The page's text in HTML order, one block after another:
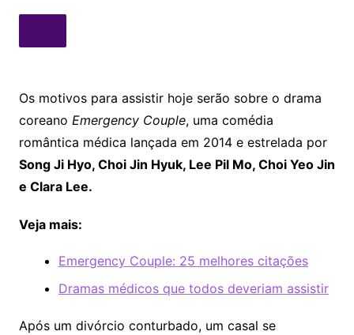
Os motivos para assistir hoje serão sobre o drama
coreano Emergency Couple, uma comédia
romântica médica lançada em 2014 e estrelada por
Song Ji Hyo, Choi Jin Hyuk, Lee Pil Mo, Choi Yeo Jin
e Clara Lee.
Veja mais:
Emergency Couple: 25 melhores citações
Dramas médicos que todos deveriam assistir
Após um divórcio conturbado, um casal se